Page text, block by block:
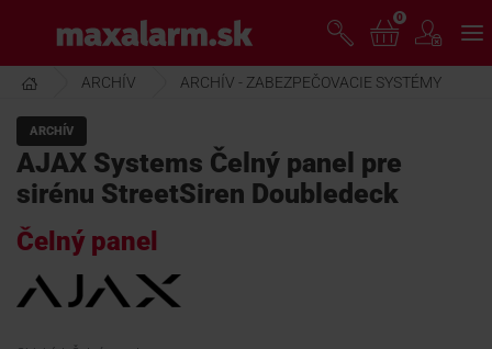
hlavnému
obsahu
www.maxalarm.sk
AKCIA MESIACA
PRODUKTY
0
ARCHÍV ARCHÍV - ZABEZPEČOVACIE SYSTÉMY
ARCHÍV
AJAX Systems Čelný panel pre
sirénu StreetSiren Doubledeck
Čelný panel